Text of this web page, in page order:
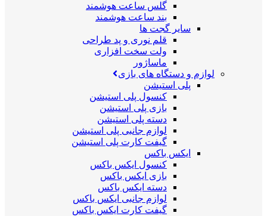
گلس ساعت هوشمند
بند ساعت هوشمند
سایر گجت ها
قلم نوری و پد طراحی
ولت سخت افزاری
ماساژور
لوازم و دستگاه های بازی
پلی استیشن
کنسول پلی استیشن
بازی پلی استیشن
دسته پلی استیشن
لوازم جانبی پلی استیشن
گیفت کارت پلی استیشن
ایکس باکس
کنسول ایکس باکس
بازی ایکس باکس
دسته ایکس باکس
لوازم جانبی ایکس باکس
گیفت کارت ایکس باکس